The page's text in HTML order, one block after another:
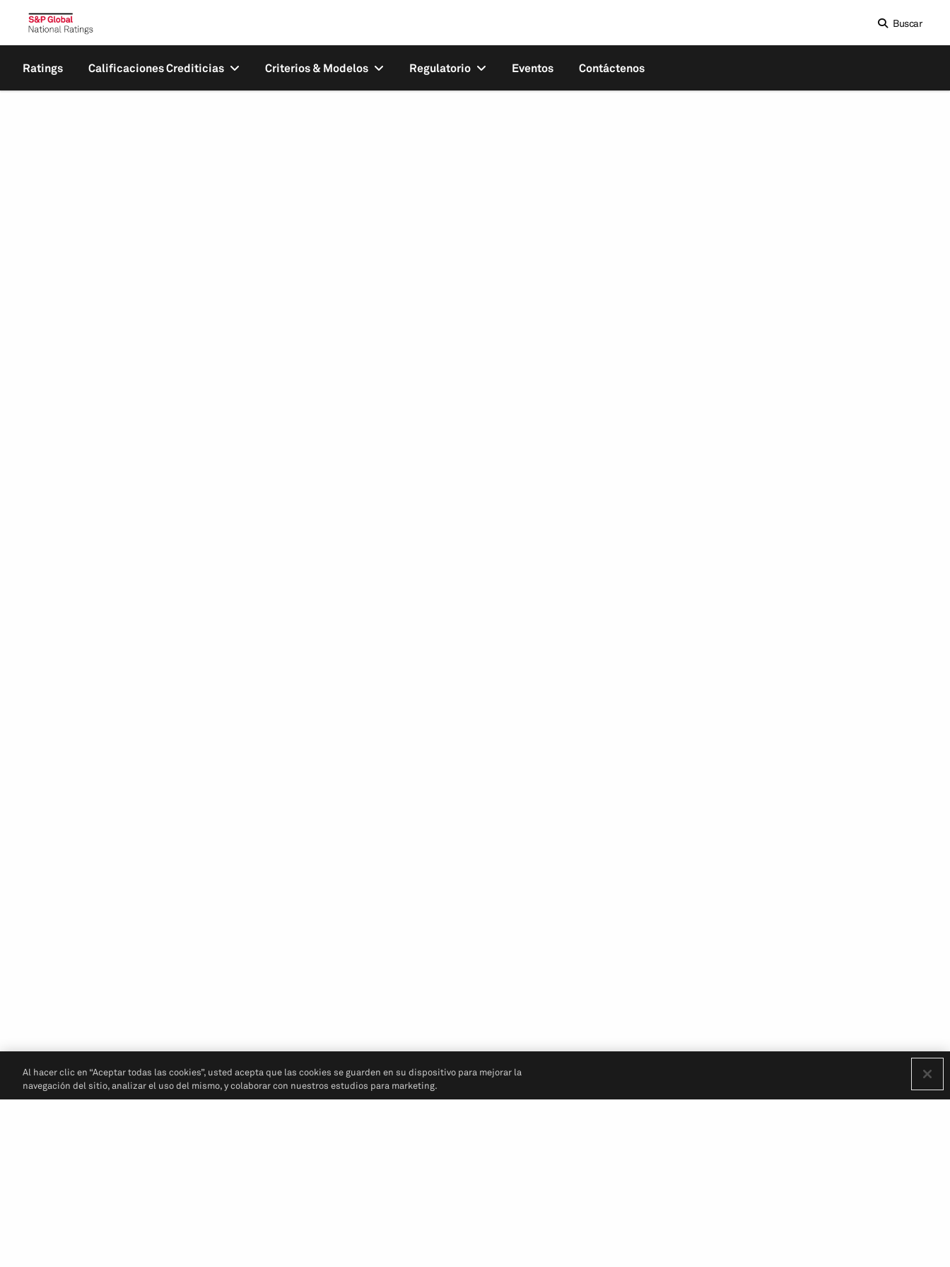
Buscar
Ratings Calificaciones Crediticias Criterios & Modelos Regulatorio Eventos Contáctenos
Al hacer clic en “Aceptar todas las cookies”, usted acepta que las cookies se guarden en su dispositivo para mejorar la
navegación del sitio, analizar el uso del mismo, y colaborar con nuestros estudios para marketing.